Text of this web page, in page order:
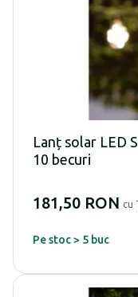
Lanț solar LED
10 becuri
181,50 RON cu
Pe stoc > 5 buc